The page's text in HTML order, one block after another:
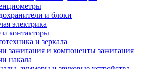
и блоки
электрика
и контакторы
и зеркала
зажигания и компоненты зажигания
накала